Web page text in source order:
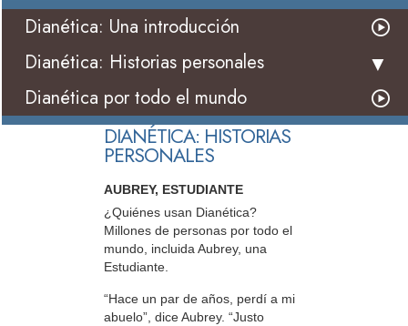
Dianética: Una introducción
Dianética: Historias personales
Dianética por todo el mundo
DIANÉTICA: HISTORIAS
PERSONALES
AUBREY, ESTUDIANTE
¿Quiénes usan Dianética?
Millones de personas por todo el
mundo, incluida Aubrey, una
Estudiante.
“Hace un par de años, perdí a mi
abuelo”, dice Aubrey. “Justo